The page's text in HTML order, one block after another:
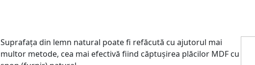
Suprafața din lemn natural poate fi refăcută cu ajutorul mai
multor metode, cea mai efectivă fiind căptușirea plăcilor MDF cu